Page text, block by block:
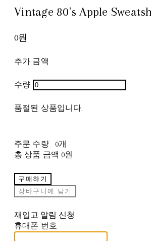
Vintage 80's Apple
0원
추가 금액
수량
품절된 상품입니다.
주문 수량
0개
총 상품 금액 0원
구매하기
장바구니에 담기
재입고 알림 신청
휴대폰 번호